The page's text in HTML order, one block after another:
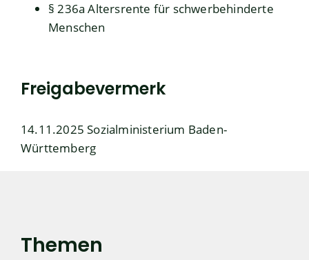
§ 236a Altersrente für schwerbehinderte
Menschen
Freigabevermerk
14.11.2025 Sozialministerium Baden-
Württemberg
Themen